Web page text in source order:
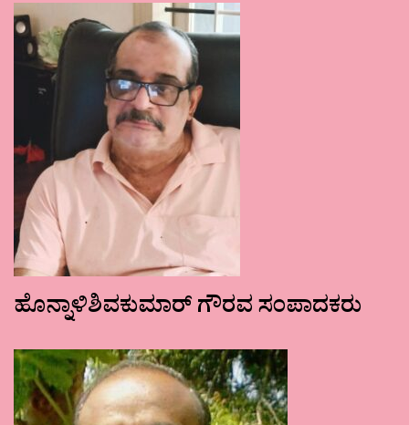
ಹೊನ್ನಾಳಿಶಿವಕುಮಾರ್ ಗೌರವ ಸಂಪಾದಕರು